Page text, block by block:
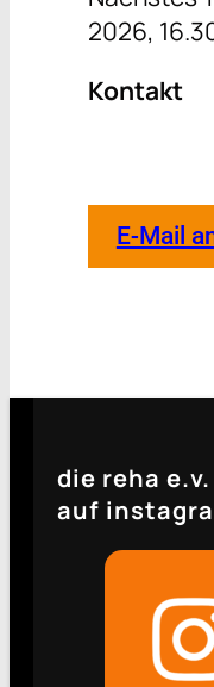
2026,
Kontakt
E-Mail
die reha e.v.
auf